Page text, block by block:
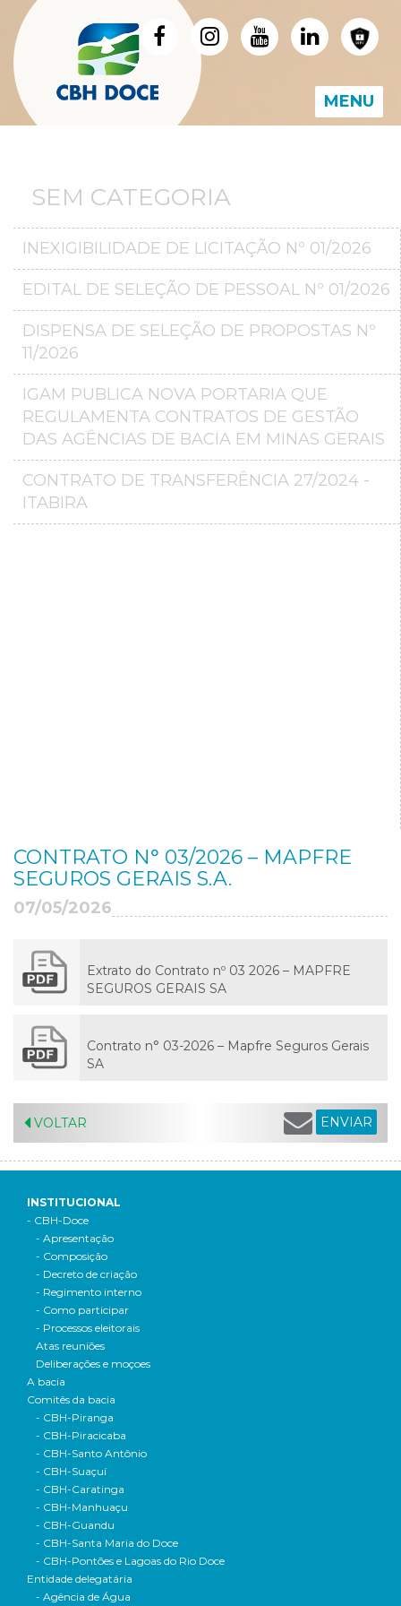
MENU
SEM CATEGORIA
INEXIGIBILIDADE DE LICITAÇÃO Nº 01/2026
EDITAL DE SELEÇÃO DE PESSOAL Nº 01/2026
DISPENSA DE SELEÇÃO DE PROPOSTAS Nº
11/2026
IGAM PUBLICA NOVA PORTARIA QUE
REGULAMENTA CONTRATOS DE GESTÃO
DAS AGÊNCIAS DE BACIA EM MINAS GERAIS
CONTRATO DE TRANSFERÊNCIA 27/2024 -
ITABIRA
CONTRATO N° 03/2026 – MAPFRE
SEGUROS GERAIS S.A.
07/05/2026
Extrato do Contrato nº 03 2026 – MAPFRE
SEGUROS GERAIS SA
Contrato n° 03-2026 – Mapfre Seguros Gerais
SA
VOLTAR ENVIAR
INSTITUCIONAL
- CBH-Doce
- Apresentação
- Composição
- Decreto de criação
- Regimento interno
- Como participar
- Processos eleitorais
Atas reuniões
Deliberações e moçoes
A bacia
Comitês da bacia
- CBH-Piranga
- CBH-Piracicaba
- CBH-Santo Antônio
- CBH-Suaçuí
- CBH-Caratinga
- CBH-Manhuaçu
- CBH-Guandu
- CBH-Santa Maria do Doce
- CBH-Pontões e Lagoas do Rio Doce
Entidade delegatária
- Agência de Água